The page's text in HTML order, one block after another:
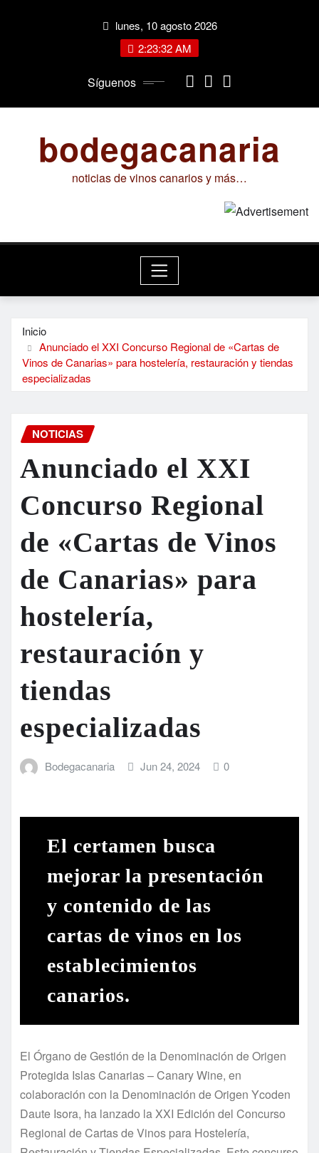
lunes, 10 agosto 2026
2:23:32 AM
Síguenos
bodegacanaria
noticias de vinos canarios y más…
Inicio
Anunciado el XXI Concurso Regional de «Cartas de
Vinos de Canarias» para hostelería, restauración y tiendas
especializadas
NOTICIAS
Anunciado el XXI
Concurso Regional
de «Cartas de Vinos
de Canarias» para
hostelería,
restauración y
tiendas
especializadas
Bodegacanaria Jun 24, 2024 0
El certamen busca
mejorar la presentación
y contenido de las
cartas de vinos en los
establecimientos
canarios.
El Órgano de Gestión de la Denominación de Origen
Protegida Islas Canarias – Canary Wine, en
colaboración con la Denominación de Origen Ycoden
Daute Isora, ha lanzado la XXI Edición del Concurso
Regional de Cartas de Vinos para Hostelería,